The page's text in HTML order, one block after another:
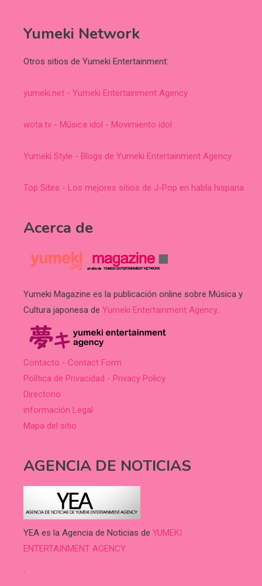
Yumeki Network
Otros sitios de Yumeki Entertainment:
yumeki.net - Yumeki Entertainment Agency
wota.tv - Música idol - Movimiento idol
Yumeki Style - Blogs de Yumeki Entertainment Agency
Top Sites - Los mejores sitios de J-Pop en habla hispana
Acerca de
Yumeki Magazine es la publicación online sobre Música y
Cultura japonesa de Yumeki Entertainment Agency.
Contacto - Contact Form
Política de Privacidad - Privacy Policy
Directorio
información Legal
Mapa del sitio
AGENCIA DE NOTICIAS
YEA es la Agencia de Noticias de YUMEKI
ENTERTAINMENT AGENCY.
.